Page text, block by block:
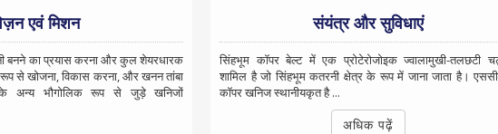
एवं मिशन
बनने का प्रयास करना और कुल शेयरधारक
से खोजना, विकास करना, और खनन तांबा
भौगोलिक रूप से जुड़े खनिजों
संयंत्र और सुविधाएं
सिंहभूम कॉपर बेल्ट में एक प्रोटेरोजोइक ज्वालामुखी-तलछटी
शामिल है जो सिंहभूम कतरनी क्षेत्र के रूप में जाना जाता है।
कॉपर खनिज स्थानीयकृत है ...
अधिक पढ़ें